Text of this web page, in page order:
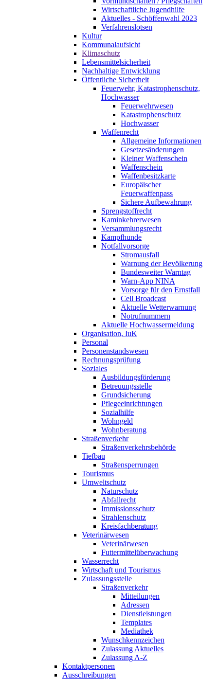
Wirtschaftliche Jugendhilfe
Aktuelles - Schöffenwahl 2023
Verfahrenslotsen
Kultur
Kommunalaufsicht
Klimaschutz
Lebensmittelsicherheit
Nachhaltige Entwicklung
Öffentliche Sicherheit
Feuerwehr, Katastrophenschutz,
Hochwasser
Feuerwehrwesen
Katastrophenschutz
Hochwasser
Waffenrecht
Allgemeine Informationen
Gesetzesänderungen
Kleiner Waffenschein
Waffenschein
Waffenbesitzkarte
Europäischer
Feuerwaffenpass
Sichere Aufbewahrung
Sprengstoffrecht
Kaminkehrerwesen
Versammlungsrecht
Kampfhunde
Notfallvorsorge
Stromausfall
Warnung der Bevölkerung
Bundesweiter Warntag
Warn-App NINA
Vorsorge für den Ernstfall
Cell Broadcast
Aktuelle Wetterwarnung
Notrufnummern
Aktuelle Hochwassermeldung
Organisation, IuK
Personal
Personenstandswesen
Rechnungsprüfung
Soziales
Ausbildungsförderung
Betreuungsstelle
Grundsicherung
Pflegeeinrichtungen
Sozialhilfe
Wohngeld
Wohnberatung
Straßenverkehr
Straßenverkehrsbehörde
Tiefbau
Straßensperrungen
Tourismus
Umweltschutz
Naturschutz
Abfallrecht
Immissionsschutz
Strahlenschutz
Kreisfachberatung
Veterinärwesen
Veterinärwesen
Futtermittelüberwachung
Wasserrecht
Wirtschaft und Tourismus
Zulassungsstelle
Straßenverkehr
Mitteilungen
Adressen
Dienstleistungen
Templates
Mediathek
Wunschkennzeichen
Zulassung Aktuelles
Zulassung A-Z
Kontaktpersonen
Ausschreibungen